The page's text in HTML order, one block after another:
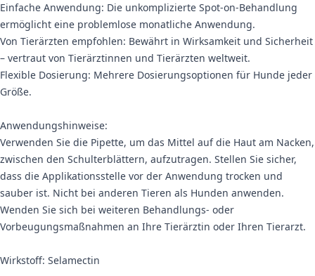
Einfache Anwendung: Die unkomplizierte Spot-on-Behandlung
ermöglicht eine problemlose monatliche Anwendung.
Von Tierärzten empfohlen: Bewährt in Wirksamkeit und Sicherheit
– vertraut von Tierärztinnen und Tierärzten weltweit.
Flexible Dosierung: Mehrere Dosierungsoptionen für Hunde jeder
Größe.
Anwendungshinweise:
Verwenden Sie die Pipette, um das Mittel auf die Haut am Nacken,
zwischen den Schulterblättern, aufzutragen. Stellen Sie sicher,
dass die Applikationsstelle vor der Anwendung trocken und
sauber ist. Nicht bei anderen Tieren als Hunden anwenden.
Wenden Sie sich bei weiteren Behandlungs- oder
Vorbeugungsmaßnahmen an Ihre Tierärztin oder Ihren Tierarzt.
Wirkstoff: Selamectin